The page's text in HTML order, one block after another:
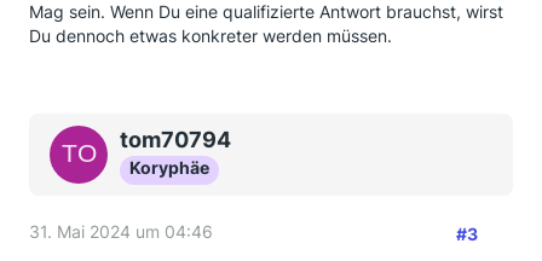
Mag sein. Wenn Du eine qualifizierte Antwort brauchst, wirst
Du dennoch etwas konkreter werden müssen.
tom70794
Koryphäe
31. Mai 2024 um 04:46 #3